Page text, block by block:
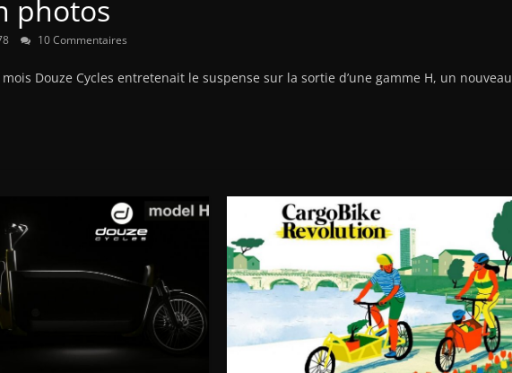
photos
10 Commentaires
Douze Cycles entretenait le suspense sur la sortie d’une gamme H, un nouveau